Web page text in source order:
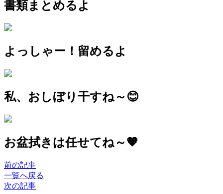
書類まとめるよ
よっしゃー！留めるよ
私、おしぼり干すね～😊
お盆拭きは任せてね～🧡
前の記事
一覧へ戻る
次の記事